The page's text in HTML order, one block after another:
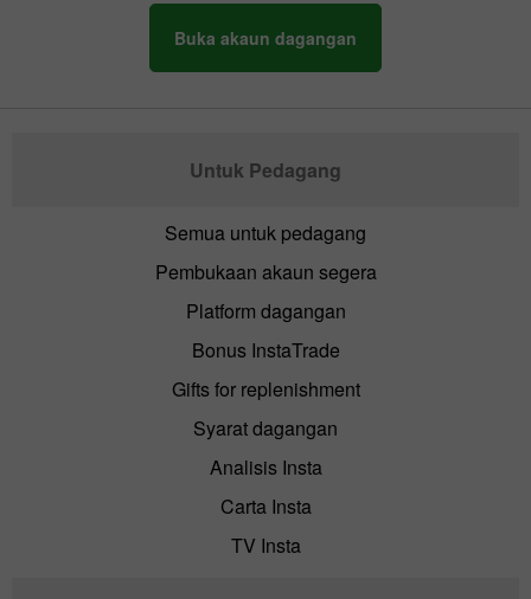
Buka akaun dagangan
Untuk Pedagang
Semua untuk pedagang
Pembukaan akaun segera
Platform dagangan
Bonus InstaTrade
Gifts for replenishment
Syarat dagangan
Analisis Insta
Carta Insta
TV Insta